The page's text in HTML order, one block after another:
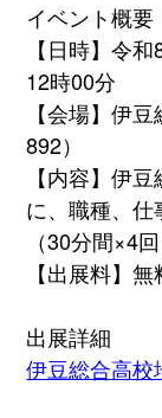
イベント概要
【日時】令
12時00分
【会場】伊
892）
【内容】伊
に、職種、仕
（30分間×4回
【出展料】無
出展詳細
伊豆総合高校